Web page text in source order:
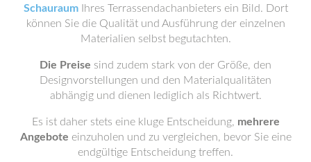
SchauraumIhres Terrassendachanbieters ein Bild. Dort
können Sie die Qualität und Ausführung der einzelnen
Materialien selbst begutachten.
Die Preise sind zudem stark von der Größe, den
Designvorstellungen und den Materialqualitäten
abhängig und dienen lediglich als Richtwert.
Es ist daher stets eine kluge Entscheidung, mehrere
Angebote einzuholen und zu vergleichen, bevor Sie eine
endgültige Entscheidung treffen.